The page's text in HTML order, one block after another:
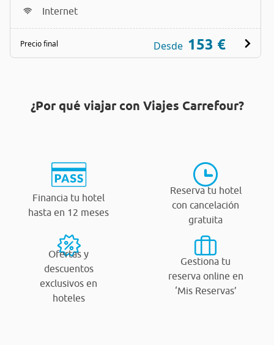
Internet
Precio final Desde 153 €
¿Por qué viajar con Viajes Carrefour?
Financia tu hotel
hasta en 12 meses
Reserva tu hotel
con cancelación
gratuita
Ofertas y
descuentos
exclusivos en
hoteles
Gestiona tu
reserva online en
‘Mis Reservas’